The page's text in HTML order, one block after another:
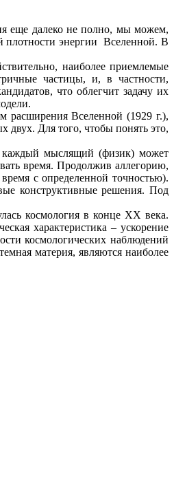
еще далеко не полно, мы можем,
плотности энергии Вселенной. В
наиболее приемлемые
частицы, и, в частности,
что облегчит задачу их
расширения Вселенной (1929 г.),
двух. Для того, чтобы понять это,
каждый мыслящий (физик) может
время. Продолжив аллегорию,
с определенной точностью).
конструктивные решения. Под
космология в конце ХХ века.
характеристика – ускорение
космологических наблюдений
материя, являются наиболее